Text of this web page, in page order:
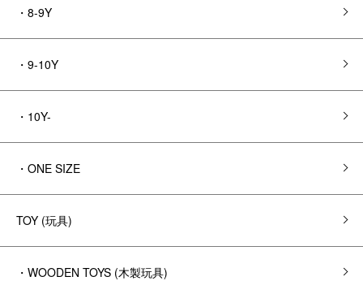
・8-9Y
・9-10Y
・10Y-
・ONE SIZE
TOY (玩具)
・WOODEN TOYS (木製玩具)